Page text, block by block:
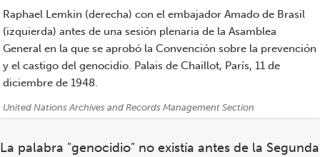
Raphael Lemkin (derecha) con el embajador Amado de Brasil
(izquierda) antes de una sesión plenaria de la Asamblea
General en la que se aprobó la Convención sobre la prevención
y el castigo del genocidio. Palais de Chaillot, París, 11 de
diciembre de 1948.
Créditos:
United Nations Archives and Records Management Section
La palabra "genocidio" no existía antes de la Segunda